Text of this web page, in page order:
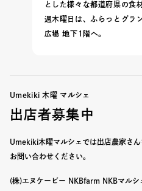
とした様々な都道府県の食
週木曜日は、ふらっとグラ
広場 地下1階へ。
Umekiki 木曜 マルシェ
出店者募集中
Umekiki木曜マルシェでは出店農家さん
お問い合わせください。
(株)エヌケービー NKBfarm NKBマルシ